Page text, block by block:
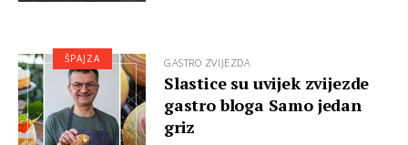
GASTRO ZVIJEZDA
Slastice su uvijek zvijezde
gastro bloga Samo jedan
griz
ŠPAJZA